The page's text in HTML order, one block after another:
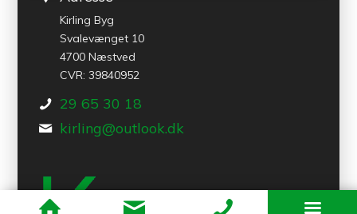
Kirling Byg
Svalevænget 10
4700 Næstved
CVR: 39840952
29 65 30 18
kirling@outlook.dk